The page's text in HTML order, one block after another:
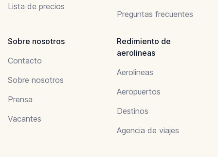
Lista de precios
Preguntas frecuentes
Sobre nosotros
Contacto
Sobre nosotros
Prensa
Vacantes
Redimiento de
aerolineas
Aerolineas
Aeropuertos
Destinos
Agencia de viajes